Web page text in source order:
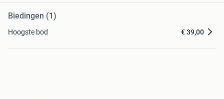
Biedingen (1)
Hoogste bod € 39,00